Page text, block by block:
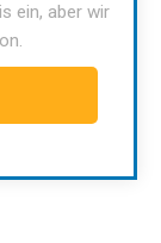
ein, aber wir